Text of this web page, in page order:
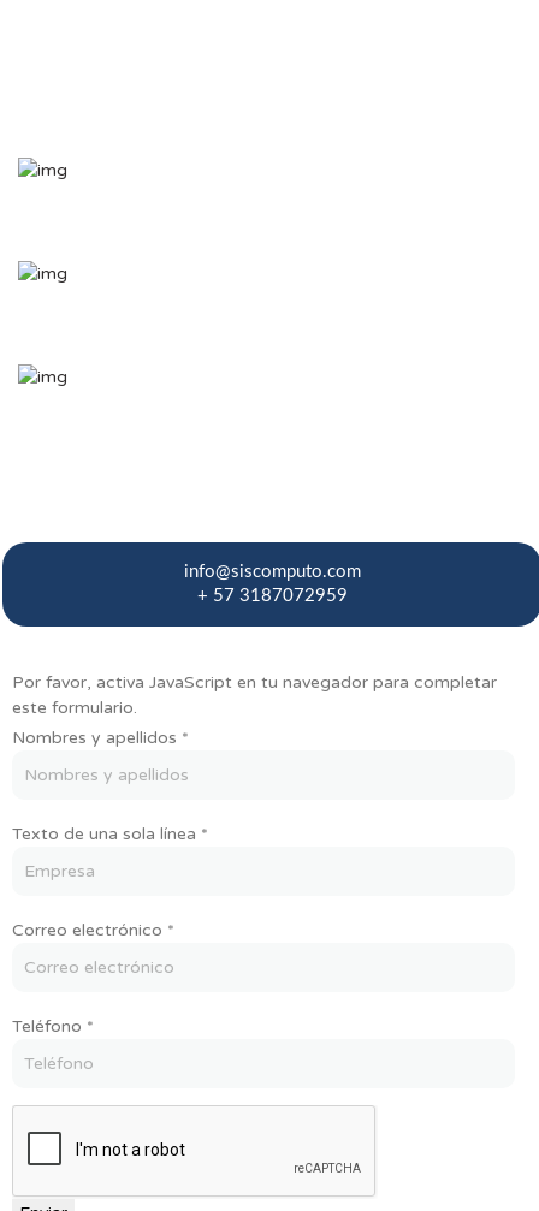
info@siscomputo.com
+ 57 3187072959
Por favor, activa JavaScript en tu navegador para completar
este formulario.
Nombres
Texto
Nombres y apellidos *
Texto de una sola línea *
Correo electrónico *
Teléfono *